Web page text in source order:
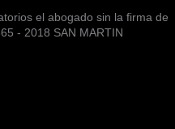
el abogado sin la firma de
- 2018 SAN MARTIN